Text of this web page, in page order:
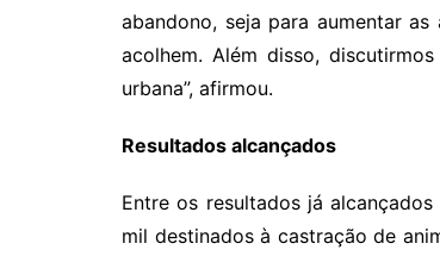
abandono, seja para aumentar
acolhem. Além disso,
urbana”, afirmou.
Resultados alcançados
Entre os resultados já
mil destinados à castração de